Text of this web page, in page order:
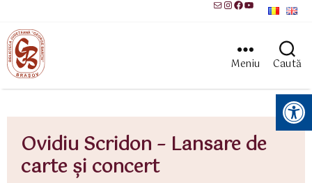
MailInstagram
Facebook
YouTube
Meniu Caută
Instrumente pentru accesibilitate
Ovidiu Scridon – Lansare de
carte şi concert